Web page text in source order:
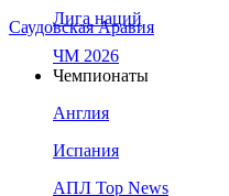
Саудовская Аравия
Лига наций
ЧМ 2026
Чемпионаты
Англия
Испания
АПЛ Top News